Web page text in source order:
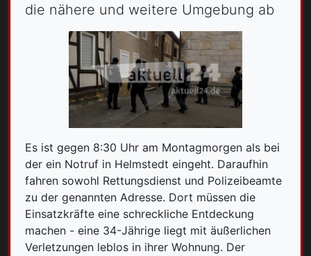
die nähere und weitere Umgebung ab
Es ist gegen 8:30 Uhr am Montagmorgen als bei
der ein Notruf in Helmstedt eingeht. Daraufhin
fahren sowohl Rettungsdienst und Polizeibeamte
zu der genannten Adresse. Dort müssen die
Einsatzkräfte eine schreckliche Entdeckung
machen - eine 34-Jährige liegt mit äußerlichen
Verletzungen leblos in ihrer Wohnung. Der